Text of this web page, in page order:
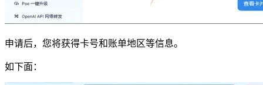
申请后，您将获得卡号和账单地区等信息。
如下面：